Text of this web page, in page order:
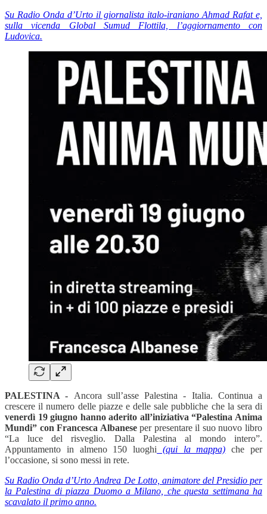
Su Radio Onda d’Urto il giornalista italo-iraniano Ahmad Rafat e,
sulla vicenda Global Sumud Flottila, l’aggiornamento con
Ludovica.
PALESTINA - Ancora sull’asse Palestina - Italia. Continua a
crescere il numero delle piazze e delle sale pubbliche che la sera di
venerdì 19 giugno hanno aderito all’iniziativa “Palestina Anima
Mundi” con Francesca Albaneseper presentare il suo nuovo libro
“La luce del risveglio. Dalla Palestina al mondo intero”.
Appuntamento in almeno 150 luoghi (qui la mappa) che per
l’occasione, si sono messi in rete.
Su Radio Onda d’Urto Andrea De Lotto, animatore del Presidio per
la Palestina di piazza Duomo a Milano, che questa settimana ha
scavalato il primo anno.